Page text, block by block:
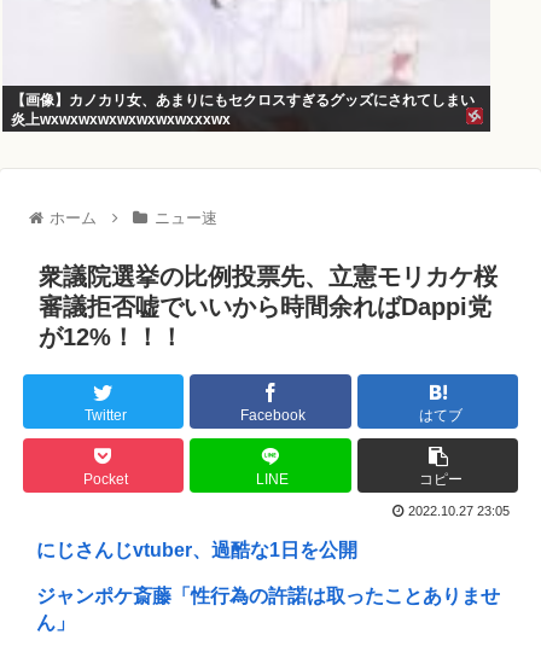
【画像】カノカリ女、あまりにもセクロスすぎるグッズにされてしまい
炎上wxwxwxwxwxwxwxwxxxwx
ホーム ニュー速
衆議院選挙の比例投票先、立憲モリカケ桜
審議拒否嘘でいいから時間余ればDappi党
が12%！！！
Twitter Facebook はてブ
Pocket LINE コピー
2022.10.27 23:05
にじさんじvtuber、過酷な1日を公開
ジャンポケ斎藤「性行為の許諾は取ったことありませ
ん」